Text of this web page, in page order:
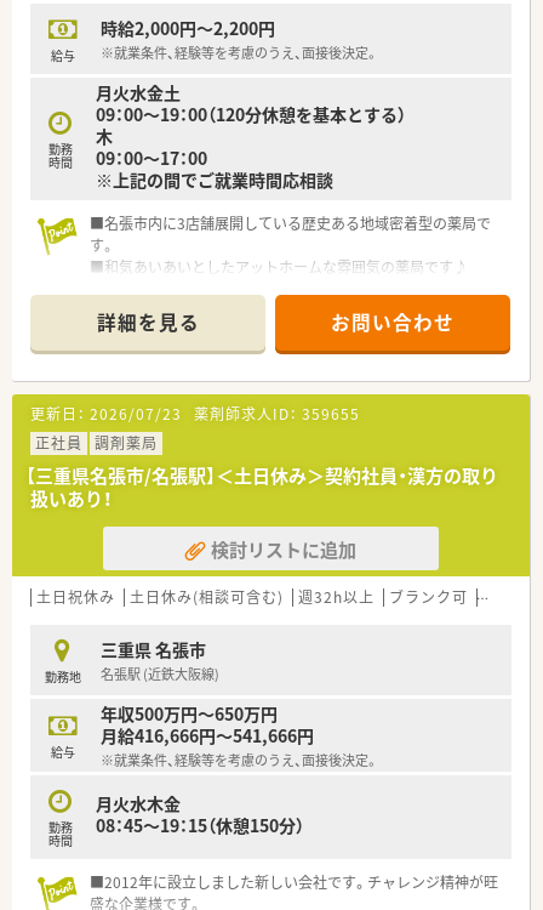
【勤務実態について】
シフトによる他1日）で休暇が充実しています。
■有給休暇の消化率は90%を越えており、ご自身の希望に合わせ
てお休みを取得しやすい環境です。
■近隣に複数店舗を展開しているため、急なお休みが発生した際
にもフォロー体制が万全で安心です。
給与
時給2,000円～2,200円
※就業条件、経験等を考慮のうえ、面接後決定。
勤務
時間
月火水金土
09：00～19：00（120分休憩を基本とする）
木
09：00～17：00
※上記の間でご就業時間応相談
■名張市内に3店舗展開している歴史ある地域密着型の薬局で
す。
■和気あいあいとしたアットホームな雰囲気の薬局です♪
詳細を見る お問い合わせ
更新日： 2026/07/23 薬剤師求人ID： 359655
正社員
調剤薬局
【三重県名張市/名張駅】＜土日休み＞契約社員・漢方の取り
扱いあり！
検討リストに追加
土日祝休み 土日休み(相談可含む) 週32h以上 ブランク可 転勤な
勤務地
三重県 名張市
名張駅 (近鉄大阪線)
給与
年収500万円～650万円
月給416,666円～541,666円
※就業条件、経験等を考慮のうえ、面接後決定。
勤務
時間
月火水木金
08：45～19：15（休憩150分）
■2012年に設立しました新しい会社です。チャレンジ精神が旺
盛な企業様です。